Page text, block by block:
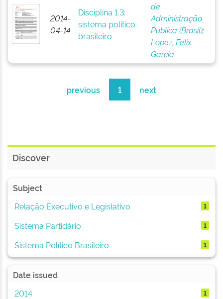
2014-
04-14
Disciplina 1.3:
sistema político
brasileiro
de
Administração
Pública (Brasil);
Lopez, Felix
Garcia
previous 1 next
Discover
Subject
Relação Executivo e Legislativo
1
Sistema Partidário 1
Sistema Político Brasileiro 1
Date issued
2014
1